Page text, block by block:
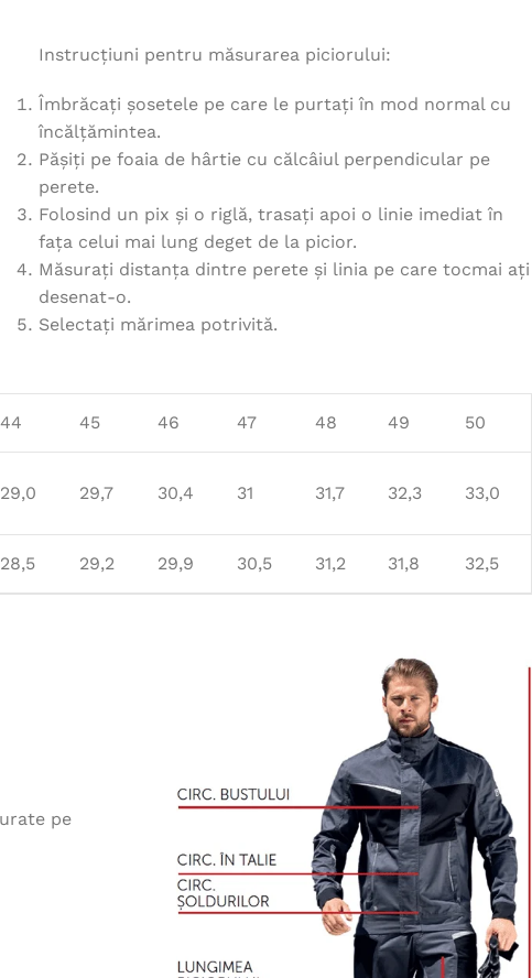
Instrucțiuni pentru măsurarea piciorului:
Îmbrăcați șosetele pe care le purtați în mod normal cu
încălțămintea.
Pășiți pe foaia de hârtie cu călcâiul perpendicular pe
perete.
Folosind un pix și o riglă, trasați apoi o linie imediat în
fața celui mai lung deget de la picior.
Măsurați distanța dintre perete și linia pe care tocmai ați
desenat-o.
Selectați mărimea potrivită.
44 45 46 47 48 49 50
29,0 29,7 30,4 31 31,7 32,3 33,0
28,5 29,2 29,9 30,5 31,2 31,8 32,5
pe